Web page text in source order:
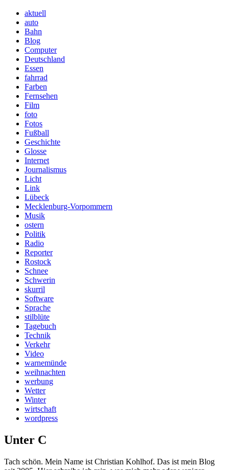
aktuell
auto
Bahn
Blog
Computer
Deutschland
Essen
fahrrad
Farben
Fernsehen
Film
foto
Fotos
Fußball
Geschichte
Glosse
Internet
Journalismus
Licht
Link
Lübeck
Mecklenburg-Vorpommern
Musik
ostern
Politik
Radio
Reporter
Rostock
Schnee
Schwerin
skurril
Software
Sprache
stilblüte
Tagebuch
Technik
Verkehr
Video
warnemünde
weihnachten
werbung
Wetter
Winter
wirtschaft
wordpress
Unter C
Tach schön. Mein Name ist Christian Kohlhof. Das ist mein Blog